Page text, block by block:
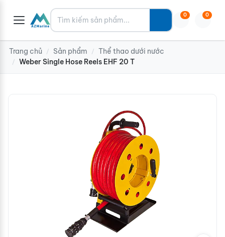
Tìm kiếm 0 0
Trang chủ / Sản phẩm / Thể thao dưới nước
/ Weber Single Hose Reels EHF 20 T